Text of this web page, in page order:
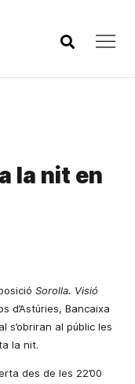
la nit en
Sorolla. Visió
d’Astúries, Bancaixa
s’obriran al públic les
la nit.
des de les 22’00